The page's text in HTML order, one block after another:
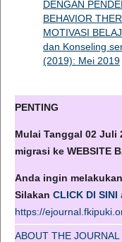
DENGAN
BEHAVIOR
MOTIVASI
dan Konseling
(2019): Mei 2019
PENTING
Mulai Tanggal 02 Juli
migrasi ke WEBSITE
Anda ingin melakukan
Silakan CLICK DI SINI
https://
ABOUT THE JOURNAL